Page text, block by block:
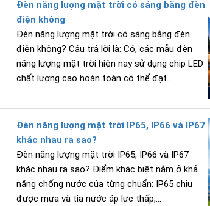
Đèn năng lượng mặt trời có sáng bằng đèn
điện không
Đèn năng lượng mặt trời có sáng bằng đèn
điện không? Câu trả lời là: Có, các mẫu đèn
năng lượng mặt trời hiện nay sử dụng chip LED
chất lượng cao hoàn toàn có thể đạt...
Đèn năng lượng mặt trời IP65, IP66 và IP67
khác nhau ra sao?
Đèn năng lượng mặt trời IP65, IP66 và IP67
khác nhau ra sao? Điểm khác biệt nằm ở khả
năng chống nước của từng chuẩn: IP65 chịu
được mưa và tia nước áp lực thấp,...